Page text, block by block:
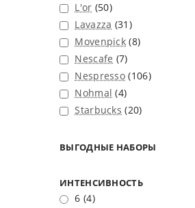
L'or (50)
Lavazza (31)
Movenpick (8)
Nescafe (7)
Nespresso (106)
Nohmal (4)
Starbucks (20)
ВЫГОДНЫЕ НАБОРЫ
ИНТЕНСИВНОСТЬ
6 (4)